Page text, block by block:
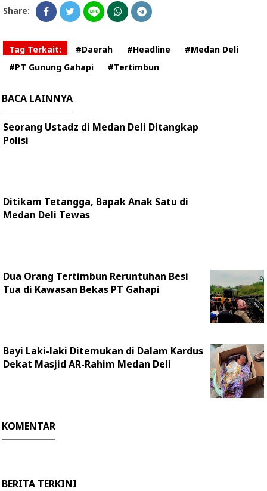
Share:
Tag Terkait: #Daerah #Headline
#Medan Deli
#PT Gunung Gahapi
#Tertimbun
BACA LAINNYA
Seorang Ustadz di Medan Deli Ditangkap
Polisi
Ditikam Tetangga, Bapak Anak Satu di
Medan Deli Tewas
Dua Orang Tertimbun Reruntuhan Besi
Tua di Kawasan Bekas PT Gahapi
Bayi Laki-laki Ditemukan di Dalam Kardus
Dekat Masjid AR-Rahim Medan Deli
KOMENTAR
BERITA TERKINI